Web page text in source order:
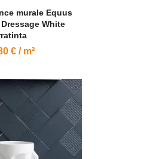
murale Equus
White
€ / m²